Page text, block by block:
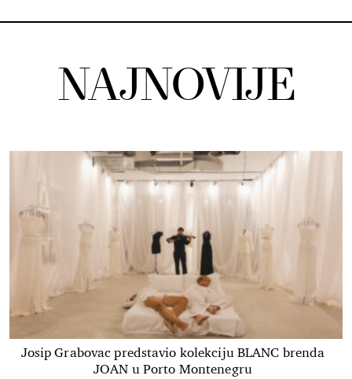
NAJNOVIJE
Josip Grabovac predstavio kolekciju BLANC brenda
JOAN u Porto Montenegru